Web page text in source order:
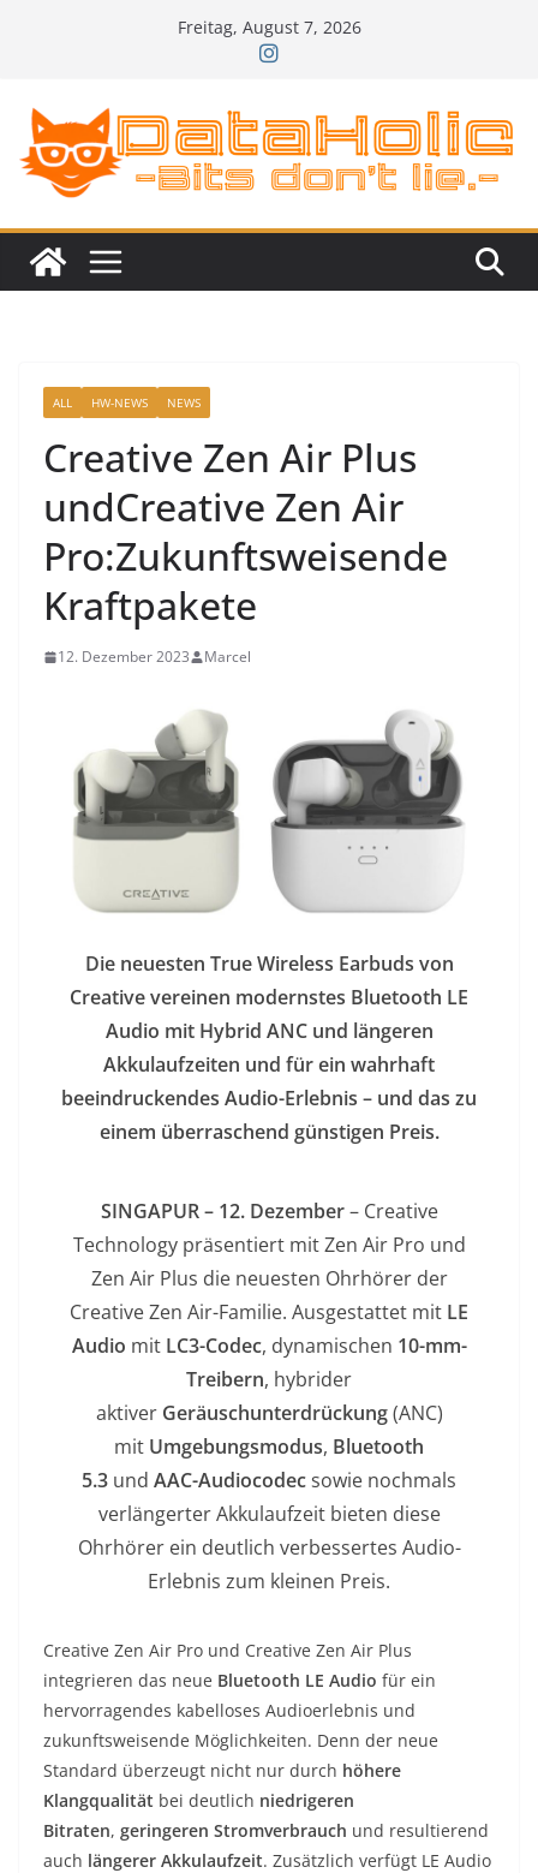
Freitag, August 7, 2026
ALL HW-NEWS NEWS
Creative Zen Air Plus
undCreative Zen Air
Pro:Zukunftsweisende
Kraftpakete
12. Dezember 2023 Marcel
Die neuesten True Wireless Earbuds von
Creative vereinen modernstes Bluetooth LE
Audio mit Hybrid ANC und längeren
Akkulaufzeiten und für ein wahrhaft
beeindruckendes Audio-Erlebnis – und das zu
einem überraschend günstigen Preis.
SINGAPUR – 12. Dezember– Creative
Technology präsentiert mit Zen Air Pro und
Zen Air Plus die neuesten Ohrhörer der
Creative Zen Air-Familie. Ausgestattet mit LE
Audio mit LC3-Codec, dynamischen 10-mm-
Treibern, hybrider
aktiver Geräuschunterdrückung(ANC)
mit Umgebungsmodus, Bluetooth
5.3 und AAC-Audiocodecsowie nochmals
verlängerter Akkulaufzeit bieten diese
Ohrhörer ein deutlich verbessertes Audio-
Erlebnis zum kleinen Preis.
Creative Zen Air Pro und Creative Zen Air Plus
integrieren das neue Bluetooth LE Audio für ein
hervorragendes kabelloses Audioerlebnis und
zukunftsweisende Möglichkeiten. Denn der neue
Standard überzeugt nicht nur durch höhere
Klangqualität bei deutlich niedrigeren
Bitraten, geringeren Stromverbrauch und resultierend
auch längerer Akkulaufzeit. Zusätzlich verfügt LE Audio